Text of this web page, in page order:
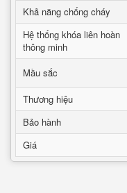
Khả năng chống cháy
Hệ thống khóa liên hoàn
thông minh
Mầu sắc
Thương hiệu
Bảo hành
Giá